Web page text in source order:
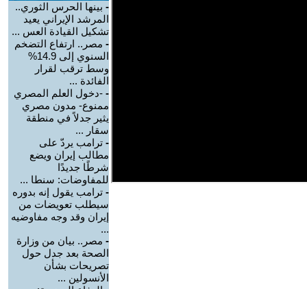
- بينها الحرس الثوري..
المرشد الإيراني يعيد
تشكيل القيادة العس ...
- مصر.. ارتفاع التضخم
السنوي إلى 14.9%
وسط ترقب لقرار
الفائدة ...
- -دخول العلم المصري
ممنوع- مدون مصري
يثير جدلاً في منطقة
سقار ...
- ترامب يردّ على
مطالب إيران ويضع
شرطًا جديدًا
للمفاوضات: سنطا ...
- ترامب يقول إنه بدوره
سيطلب تعويضات من
إيران وقد وجه مفاوضيه
...
- مصر.. بيان من وزارة
الصحة بعد جدل حول
تصريحات بشأن
الأنسولين ...